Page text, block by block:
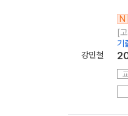
강민철
N
[
기